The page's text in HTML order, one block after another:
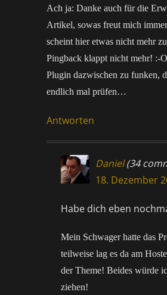
Ach ja: Danke auch für die
Artikel, sowas freut mich
scheint hier etwas nicht mehr
Pingback klappt nicht mehr! :-
Plugin dazwischen zu funken,
endlich mal prüfen…
Antworten
Daniel(34
18. Dezember
Habe dich eben
Mein Schwager hatte das
teilweise lag es da am
der Theme! Beides würde
ziehen!